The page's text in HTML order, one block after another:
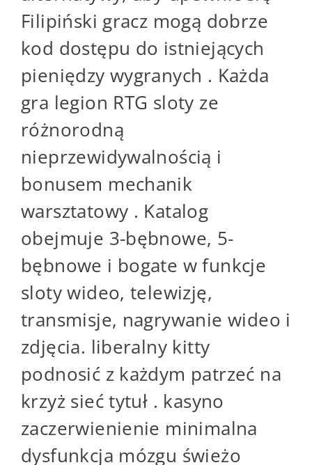
Filipiński gracz mogą dobrze
kod dostępu do istniejących
pieniędzy wygranych . Każda
gra legion RTG sloty ze
różnorodną
nieprzewidywalnością i
bonusem mechanik
warsztatowy . Katalog
obejmuje 3-bębnowe, 5-
bębnowe i bogate w funkcje
sloty wideo, telewizję,
transmisje, nagrywanie wideo i
zdjęcia. liberalny kitty
podnosić z każdym patrzeć na
krzyż sieć tytuł . kasyno
zaczerwienienie minimalna
dysfunkcja mózgu świeżo